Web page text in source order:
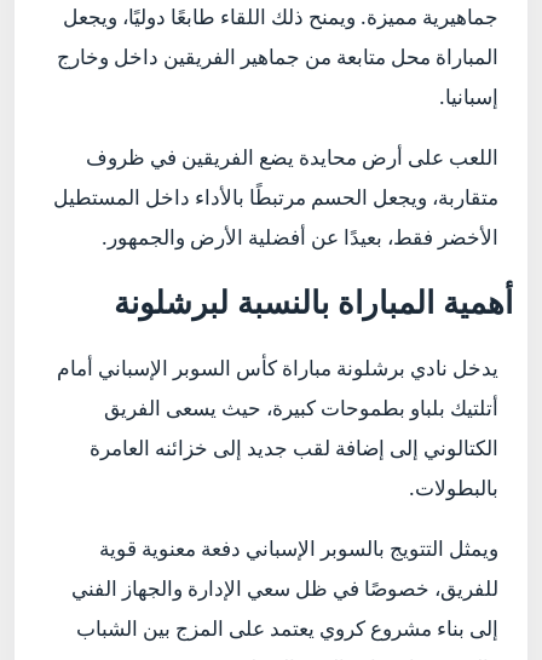
جماهيرية مميزة. ويمنح ذلك اللقاء طابعًا دوليًا، ويجعل
المباراة محل متابعة من جماهير الفريقين داخل وخارج
إسبانيا.
اللعب على أرض محايدة يضع الفريقين في ظروف
متقاربة، ويجعل الحسم مرتبطًا بالأداء داخل المستطيل
الأخضر فقط، بعيدًا عن أفضلية الأرض والجمهور.
أهمية المباراة بالنسبة لبرشلونة
يدخل نادي برشلونة مباراة كأس السوبر الإسباني أمام
أتلتيك بلباو بطموحات كبيرة، حيث يسعى الفريق
الكتالوني إلى إضافة لقب جديد إلى خزائنه العامرة
بالبطولات.
ويمثل التتويج بالسوبر الإسباني دفعة معنوية قوية
للفريق، خصوصًا في ظل سعي الإدارة والجهاز الفني
إلى بناء مشروع كروي يعتمد على المزج بين الشباب